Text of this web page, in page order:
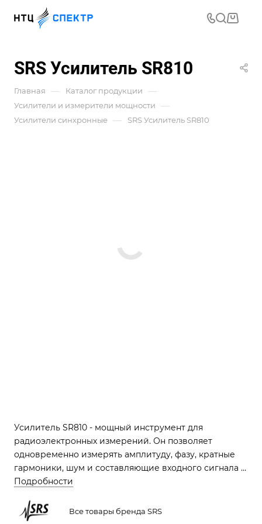
SRS Усилитель SR810
Главная — Каталог продукции —
Усилители и измерители мощности —
Усилители синхронные — SRS Усилитель SR810
Усилитель SR810 - мощный инструмент для
радиоэлектронных измерений. Он позволяет
одновременно измерять амплитуду, фазу, кратные
гармоники, шум и составляющие входного сигнала с
опорным сигналом. Кроме того, он поддерживает
сигналов на двух каналах. Усилитель SR810 имеет
широкий диапазон частот от 0,001 Гц до 102,4 кГц и
Подробности
Все товары бренда SRS